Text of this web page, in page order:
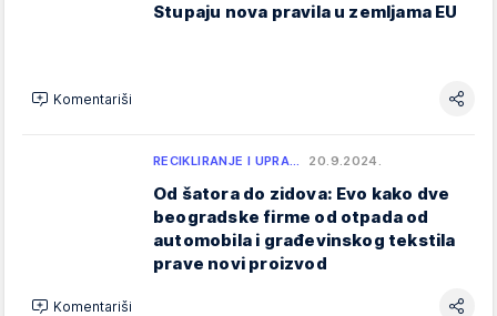
Stupaju nova pravila u zemljama EU
Komentariši
RECIKLIRANJE I UPRA… 20.9.2024.
Od šatora do zidova: Evo kako dve
beogradske firme od otpada od
automobila i građevinskog tekstila
prave novi proizvod
Komentariši